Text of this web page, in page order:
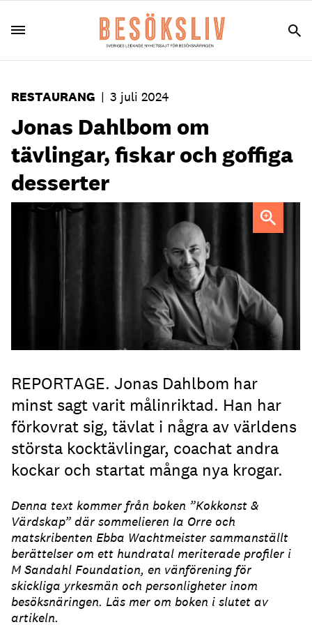
RESTAURANG | 3 juli 2024
Jonas Dahlbom om
tävlingar, fiskar och goffiga
desserter
FOTO: Lena Koller
REPORTAGE. Jonas Dahlbom har
minst sagt varit målinriktad. Han har
förkovrat sig, tävlat i några av världens
största kocktävlingar, coachat andra
kockar och startat många nya krogar.
Denna text kommer från boken ”Kokkonst &
Värdskap” där sommelieren Ia Orre och
matskribenten Ebba Wachtmeister sammanställt
berättelser om ett hundratal meriterade profiler i
M Sandahl Foundation, en vänförening för
skickliga yrkesmän och personligheter inom
besöksnäringen. Läs mer om boken i slutet av
artikeln.